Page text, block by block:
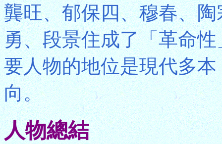
龔旺、郁保四、穆春、
勇、段景住成了「革命
要人物的地位是現代多
向。
人物總結